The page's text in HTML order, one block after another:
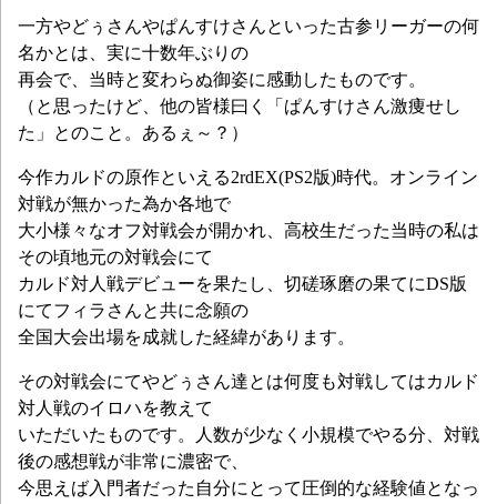
一方やどぅさんやぱんすけさんといった古参リーガーの何
名かとは、実に十数年ぶりの
再会で、当時と変わらぬ御姿に感動したものです。
（と思ったけど、他の皆様曰く「ぱんすけさん激痩せし
た」とのこと。あるぇ～？）
今作カルドの原作といえる2rdEX(PS2版)時代。オンライン
対戦が無かった為か各地で
大小様々なオフ対戦会が開かれ、高校生だった当時の私は
その頃地元の対戦会にて
カルド対人戦デビューを果たし、切磋琢磨の果てにDS版
にてフィラさんと共に念願の
全国大会出場を成就した経緯があります。
その対戦会にてやどぅさん達とは何度も対戦してはカルド
対人戦のイロハを教えて
いただいたものです。人数が少なく小規模でやる分、対戦
後の感想戦が非常に濃密で、
今思えば入門者だった自分にとって圧倒的な経験値となっ